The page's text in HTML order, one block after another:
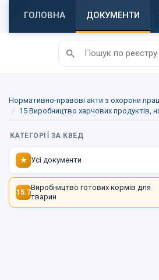
ГОЛОВНА ДОКУМЕНТИ
Нормативно-правові акти з охорони
15 Виробництво харчових продуктів,
КАТЕГОРІЇ ЗА КВЕД
★ Усі документи
15.7
Виробництво готових кормів для
тварин